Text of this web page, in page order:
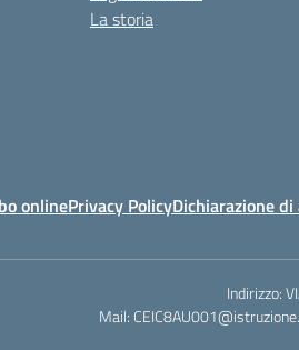
La storia
onlinePrivacy PolicyDichiarazione
Indirizzo:
Mail: